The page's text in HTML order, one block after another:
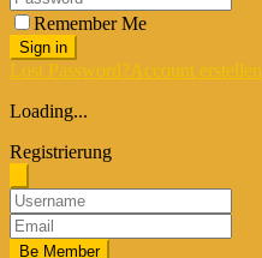
Remember Me
Sign in
Lost Password?Account erstellen
Loading...
Registrierung
Be Member